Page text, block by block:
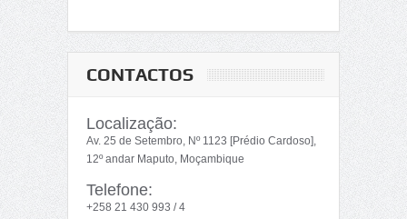
CONTACTOS
Localização:
Av. 25 de Setembro, Nº 1123 [Prédio Cardoso],
12º andar Maputo, Moçambique
Telefone:
+258 21 430 993 / 4